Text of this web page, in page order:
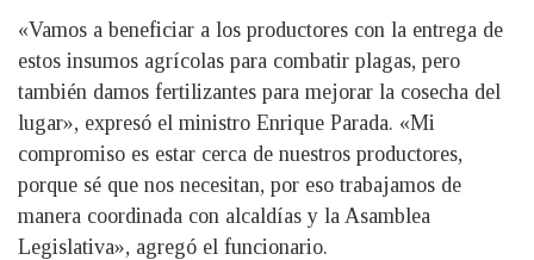
«Vamos a beneficiar a los productores con la entrega de
estos insumos agrícolas para combatir plagas, pero
también damos fertilizantes para mejorar la cosecha del
lugar», expresó el ministro Enrique Parada. «Mi
compromiso es estar cerca de nuestros productores,
porque sé que nos necesitan, por eso trabajamos de
manera coordinada con alcaldías y la Asamblea
Legislativa», agregó el funcionario.